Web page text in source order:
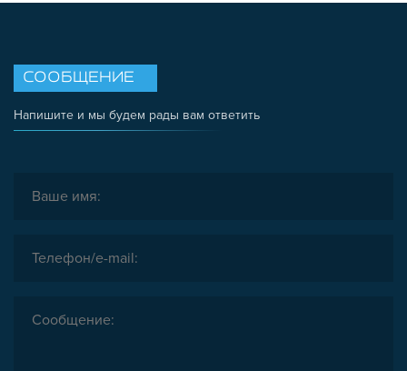
СООБЩЕНИЕ
Напишите и мы будем рады вам ответить